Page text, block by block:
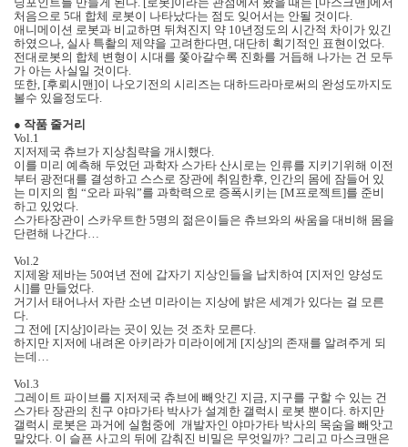
처음으로 5대 합체 로봇이 나타났다는 점도 잊어서는 안될 것이다.
애니메이션 로봇과 비교하면 뒤쳐진지 약 10년정도의 시간적 차이가 있긴
하였으나, 실사 특촬의 제약을 고려한다면, 대단히 획기적인 표현이었다.
전대로봇의 합체 변형이 시대를 쫓아갈수록 진화를 거듭해 나가는 건 모두
가 아는 사실일 것이다.
또한, [후뢰시맨]이 나오기전의 시리즈는 대하드라마로써의 완성도까지도
볼수 있을정도다.
● 작품 줄거리
Vol.1
지저제국 츄브가 지상침략을 개시했다.
이를 미리 예측해 두었던 과학자 스가타 산시로는 인류를 지키기위해 이전
부터 광전대를 결성하고 스스로 장관에 취임한후, 인간의 몸에 잠들어 있
는 미지의 힘 “오라 파워”를 과학력으로 증폭시키는 [M프로젝트]를 준비
하고 있었다.
스가타장관이 스카우트한 5명의 젊은이들은 츄브와의 싸움을 대비해 몸을
단련해 나간다…
Vol.2
지제왕 제바는 50여년 전에 갑자기 지상인들을 납치하여 [지저인 양성도
시]를 만들었다.
거기서 태어나서 자란 소년 미라이는 지상에 밝은 세계가 있다는 걸 모른
다.
그 전에 [지상]이라는 곳이 있는 것 조차 모른다.
하지만 지저에 내려온 아키라가 미라이에게 [지상]의 존재를 알려주게 되
는데…
Vol.3
그레이트 파이브를 지저제국 츄브에 빼앗긴 지금, 지구를 구할 수 있는 건
스가타 장관의 친구 야마가타 박사가 설계한 갤럭시 로봇 뿐이다. 하지만
갤럭시 로봇은 과거에 실험중에 개발자인 야마가타 박사의 목숨을 빼앗고
말았다. 이 슬픈 사고의 뒤에 감춰진 비밀은 무엇일까? 그리고 마스크맨은